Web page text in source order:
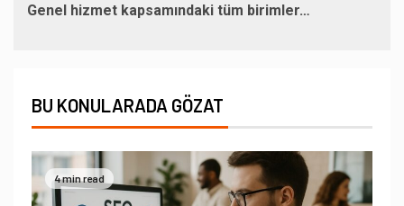
Genel hizmet kapsamındaki tüm birimler…
BU KONULARADA GÖZAT
4 min read